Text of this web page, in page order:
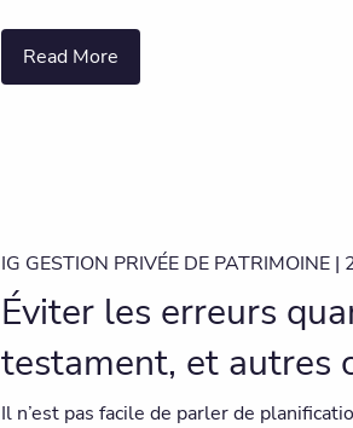
Read More
IG GESTION PRIVÉE DE PATRIMOINE |
Éviter les erreurs
testament, et autres
Il n’est pas facile de parler de